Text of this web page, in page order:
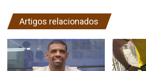
Artigos relacionados